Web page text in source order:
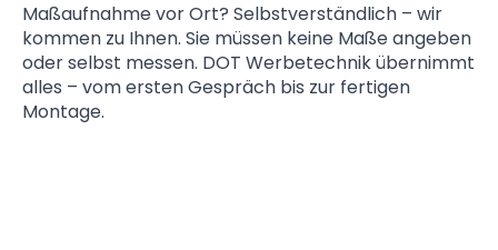
Maßaufnahme vor Ort? Selbstverständlich – wir
kommen zu Ihnen. Sie müssen keine Maße angeben
oder selbst messen. DOT Werbetechnik übernimmt
alles – vom ersten Gespräch bis zur fertigen
Montage.